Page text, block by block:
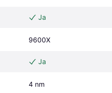
Ja
9600X
Ja
4 nm